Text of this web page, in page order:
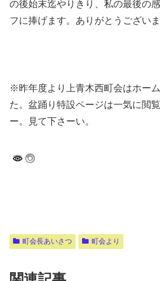
の後始末迄やりきり、私の最後の
フに捧げます。ありがとうございま
※昨年度より上青木西町会はホー
た。盆踊り特設ページは一気に閲
ー。見て下さーい。
町会長あいさつ 町会より